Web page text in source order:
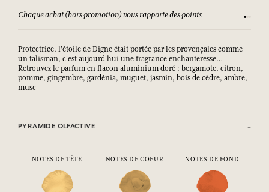
Chaque achat (hors promotion) vous rapporte des points
Protectrice, l'étoile de Digne était portée par les provençales comme
un talisman, c'est aujourd'hui une fragrance enchanteresse…
Retrouvez le parfum en flacon aluminium doré : bergamote, citron,
pomme, gingembre, gardénia, muguet, jasmin, bois de cèdre, ambre,
musc
PYRAMIDE OLFACTIVE
NOTES DE TÊTE NOTES DE COEUR NOTES DE FOND